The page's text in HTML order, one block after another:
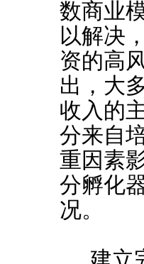
数商业
以解决
资的高
出，大
收入的
分来自
重因素
分孵化
况。